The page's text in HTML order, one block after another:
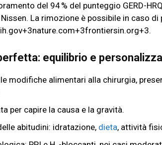
del 94 % del punteggio GERD-
La rimozione è possibile in caso di
equilibrio e
modifiche alimentari alla chirurgia,
per capire la causa e la gravità.
abitudini: idratazione, dieta, attività